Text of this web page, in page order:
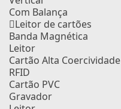
Com Balança
Leitor de cartões
Banda Magnética
Leitor
Cartão Alta Coercividade
RFID
Cartão PVC
Gravador